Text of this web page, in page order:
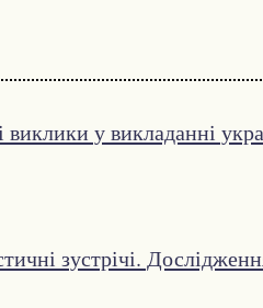
у викладанні
зустрічі.